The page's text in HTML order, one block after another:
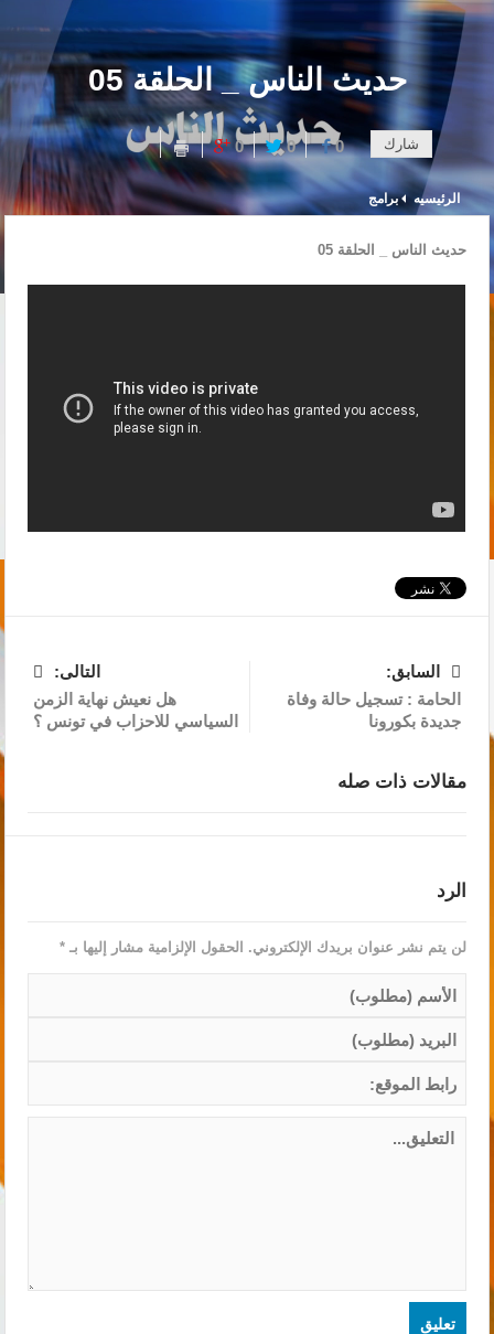
حديث الناس _ الحلقة 05
شارك 0
0
0
الرئيسيه برامج
حديث الناس _ الحلقة 05
السابق:
الحامة : تسجيل حالة وفاة
جديدة بكورونا
التالى:
هل نعيش نهاية الزمن
السياسي للاحزاب في تونس ؟
مقالات ذات صله
الرد
لن يتم نشر عنوان بريدك الإلكتروني. الحقول الإلزامية مشار إليها بـ*